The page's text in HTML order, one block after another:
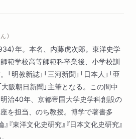
）
）年。本名、内藤虎次郎。東洋史学
範学校高等師範科卒業後、小学校訓
明教新誌」「三河新聞」「日本人」「亜
阪朝日新聞」主筆となる。この間中
治40年、京都帝国大学史学科創設の
を担当、のち教授。博学で著書多
『東洋文化史研究』『日本文化史研究』